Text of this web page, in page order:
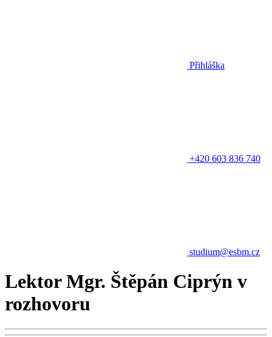
Přihláška
+420 603 836 740
studium@esbm.cz
Lektor Mgr. Štěpán Ciprýn v
rozhovoru